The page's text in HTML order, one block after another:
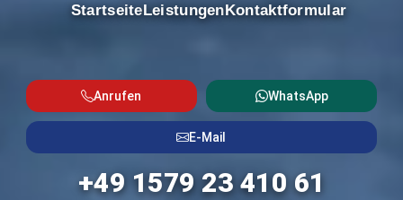
StartseiteLeistungenKontaktformular
Anrufen WhatsApp
E-Mail
+49 1579 23 410 61